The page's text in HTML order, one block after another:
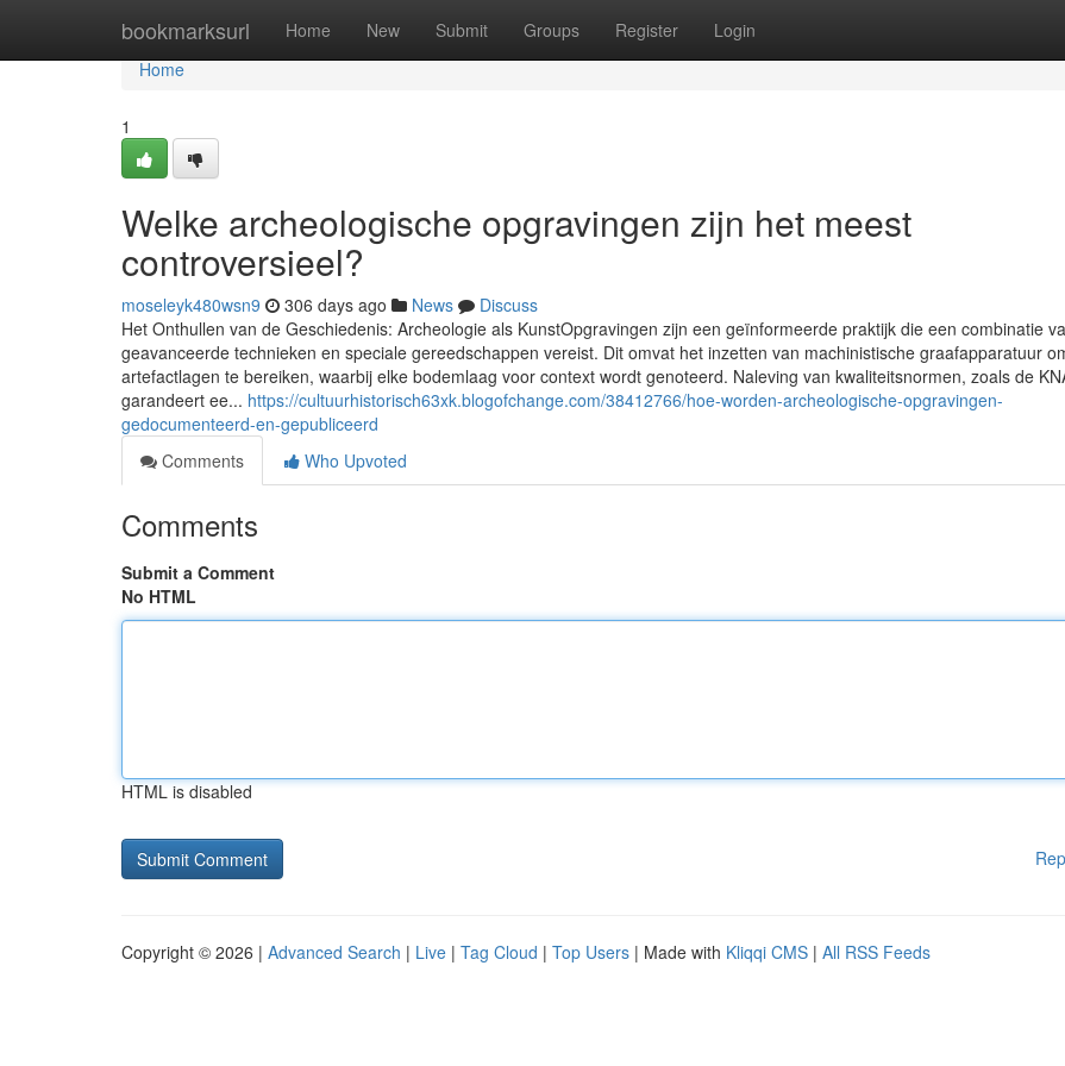
bookmarksurl Home New Submit Groups Register Login
Home
Home
1
Welke archeologische opgravingen zijn het meest
controversieel?
moseleyk480wsn9 306 days ago News
Discuss
Het Onthullen van de Geschiedenis: Archeologie als KunstOpgravingen zijn een geïnformeerde praktijk die een combinatie
geavanceerde technieken en speciale gereedschappen vereist. Dit omvat het inzetten van machinistische graafapparatuur
artefactlagen te bereiken, waarbij elke bodemlaag voor context wordt genoteerd. Naleving van kwaliteitsnormen, zoals de
garandeert ee... https://cultuurhistorisch63xk.blogofchange.com/38412766/hoe-worden-archeologische-opgravingen-
gedocumenteerd-en-gepubliceerd
Comments
Who Upvoted
Comments
Submit a Comment
No HTML
HTML is disabled
Copyright © 2026 | Advanced Search | Live | Tag Cloud | Top Users | Made with Kliqqi CMS | All RSS Feeds